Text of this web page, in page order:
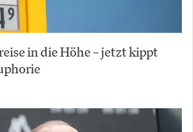
in die Höhe – jetzt kippt